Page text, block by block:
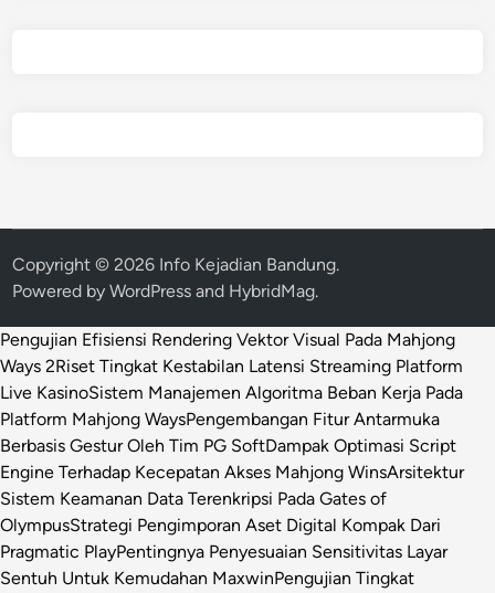
Copyright © 2026 Info Kejadian Bandung.
Powered byWordPress and HybridMag.
Pengujian Efisiensi Rendering Vektor Visual Pada Mahjong
Ways 2Riset Tingkat Kestabilan Latensi Streaming Platform
Live KasinoSistem Manajemen Algoritma Beban Kerja Pada
Platform Mahjong WaysPengembangan Fitur Antarmuka
Berbasis Gestur Oleh Tim PG SoftDampak Optimasi Script
Engine Terhadap Kecepatan Akses Mahjong WinsArsitektur
Sistem Keamanan Data Terenkripsi Pada Gates of
OlympusStrategi Pengimporan Aset Digital Kompak Dari
Pragmatic PlayPentingnya Penyesuaian Sensitivitas Layar
Sentuh Untuk Kemudahan MaxwinPengujian Tingkat